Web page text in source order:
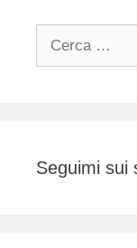
Seguimi sui